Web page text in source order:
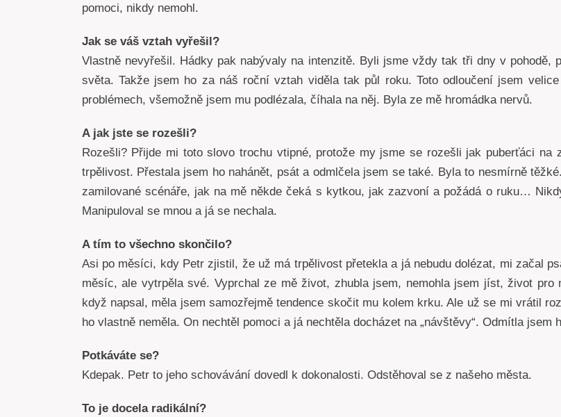
pomoci, nikdy nemohl.
Jak se váš vztah vyřešil?
Vlastně nevyřešil. Hádky pak nabývaly na intenzitě. Byli jsme vždy tak tři dny v pohodě,
světa. Takže jsem ho za náš roční vztah viděla tak půl roku. Toto odloučení jsem
problémech, všemožně jsem mu podlézala, číhala na něj. Byla ze mě hromádka nervů.
A jak jste se rozešli?
Rozešli? Přijde mi toto slovo trochu vtipné, protože my jsme se rozešli jak puberťáci
trpělivost. Přestala jsem ho nahánět, psát a odmlčela jsem se také. Byla to nesmírně
zamilované scénáře, jak na mě někde čeká s kytkou, jak zazvoní a požádá o ruku…
Manipuloval se mnou a já se nechala.
A tím to všechno skončilo?
Asi po měsíci, kdy Petr zjistil, že už má trpělivost přetekla a já nebudu dolézat, mi začal
měsíc, ale vytrpěla své. Vyprchal ze mě život, zhubla jsem, nemohla jsem jíst, život
když napsal, měla jsem samozřejmě tendence skočit mu kolem krku. Ale už se mi vrátil
ho vlastně neměla. On nechtěl pomoci a já nechtěla docházet na „návštěvy“. Odmítla jsem
Potkáváte se?
Kdepak. Petr to jeho schovávání dovedl k dokonalosti. Odstěhoval se z našeho města.
To je docela radikální?